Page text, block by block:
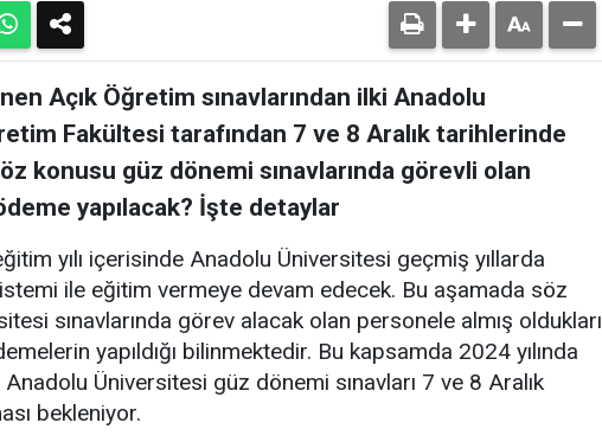
Açık Öğretim sınavlarından ilki Anadolu
Fakültesi tarafından 7 ve 8 Aralık tarihlerinde
konusu güz dönemi sınavlarında görevli olan
yapılacak? İşte detaylar
yılı içerisinde Anadolu Üniversitesi geçmiş yıllarda
ile eğitim vermeye devam edecek. Bu aşamada söz
sınavlarında görev alacak olan personele almış oldukları
yapıldığı bilinmektedir. Bu kapsamda 2024 yılında
Üniversitesi güz dönemi sınavları 7 ve 8 Aralık
bekleniyor.